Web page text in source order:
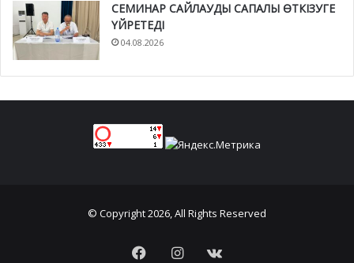
СЕМИНАР САЙЛАУДЫ САПАЛЫ ӨТКІЗУГЕ
ҮЙРЕТЕДІ
04.08.2026
© Copyright 2026, All Rights Reserved
FacebookInstagram